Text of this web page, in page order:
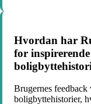
Hvordan har
for inspirerende
Brugernes
boligbyttehistorier,